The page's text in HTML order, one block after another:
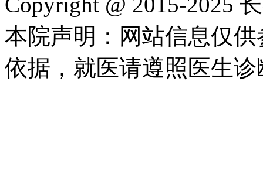
本院声明：网站信息仅
依据，就医请遵照医生诊